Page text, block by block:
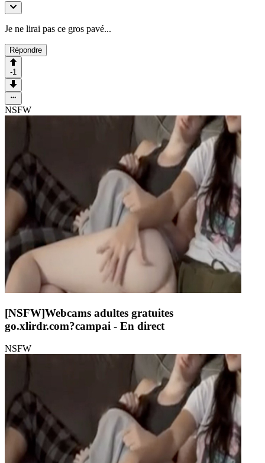
Je ne lirai pas ce gros pavé...
Répondre
-1
NSFW
[NSFW]Webcams adultes gratuites
go.xlirdr.com?campai - En direct
NSFW